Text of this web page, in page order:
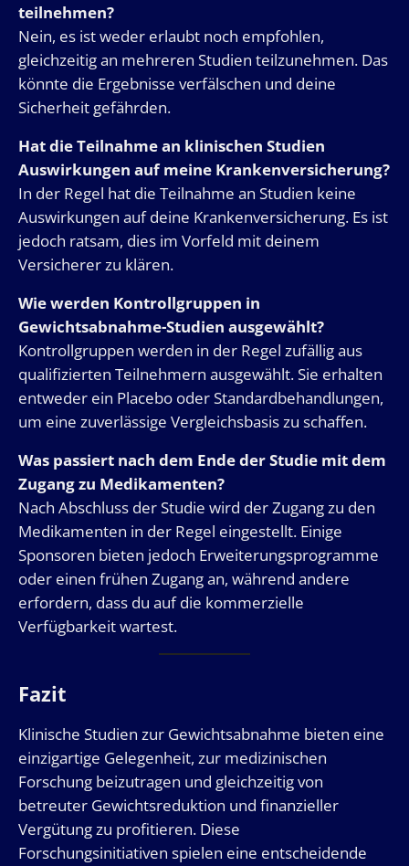
teilnehmen?
Nein, es ist weder erlaubt noch empfohlen,
gleichzeitig an mehreren Studien teilzunehmen. Das
könnte die Ergebnisse verfälschen und deine
Sicherheit gefährden.
Hat die Teilnahme an klinischen Studien
Auswirkungen auf meine Krankenversicherung?
In der Regel hat die Teilnahme an Studien keine
Auswirkungen auf deine Krankenversicherung. Es ist
jedoch ratsam, dies im Vorfeld mit deinem
Versicherer zu klären.
Wie werden Kontrollgruppen in
Gewichtsabnahme-Studien ausgewählt?
Kontrollgruppen werden in der Regel zufällig aus
qualifizierten Teilnehmern ausgewählt. Sie erhalten
entweder ein Placebo oder Standardbehandlungen,
um eine zuverlässige Vergleichsbasis zu schaffen.
Was passiert nach dem Ende der Studie mit dem
Zugang zu Medikamenten?
Nach Abschluss der Studie wird der Zugang zu den
Medikamenten in der Regel eingestellt. Einige
Sponsoren bieten jedoch Erweiterungsprogramme
oder einen frühen Zugang an, während andere
erfordern, dass du auf die kommerzielle
Verfügbarkeit wartest.
Fazit
Klinische Studien zur Gewichtsabnahme bieten eine
einzigartige Gelegenheit, zur medizinischen
Forschung beizutragen und gleichzeitig von
betreuter Gewichtsreduktion und finanzieller
Vergütung zu profitieren. Diese
Forschungsinitiativen spielen eine entscheidende